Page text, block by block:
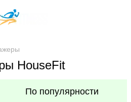
HouseFit
По популярности